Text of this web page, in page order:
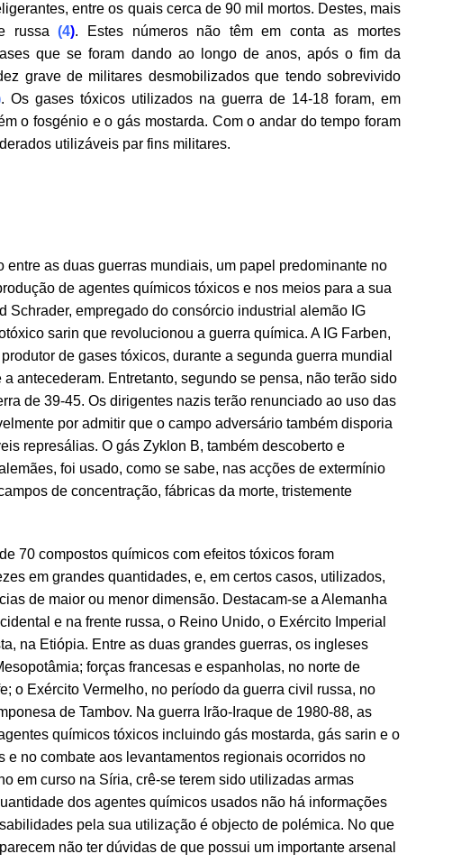
entre os quais cerca de 90 mil mortos. Destes, mais
russa(4). Estes números não têm em conta as mortes
que se foram dando ao longo de anos, após o fim da
grave de militares desmobilizados que tendo sobrevivido
. Os gases tóxicos utilizados na guerra de 14-18 foram, em
o fosgénio e o gás mostarda. Com o andar do tempo foram
utilizáveis par fins militares.
entre as duas guerras mundiais, um papel predominante no
de agentes químicos tóxicos e nos meios para a sua
Schrader, empregado do consórcio industrial alemão IG
sarin que revolucionou a guerra química. A IG Farben,
de gases tóxicos, durante a segunda guerra mundial
antecederam. Entretanto, segundo se pensa, não terão sido
de 39-45. Os dirigentes nazis terão renunciado ao uso das
por admitir que o campo adversário também disporia
represálias. O gás Zyklon B, também descoberto e
foi usado, como se sabe, nas acções de extermínio
de concentração, fábricas da morte, tristemente
70 compostos químicos com efeitos tóxicos foram
em grandes quantidades, e, em certos casos, utilizados,
de maior ou menor dimensão. Destacam-se a Alemanha
e na frente russa, o Reino Unido, o Exército Imperial
na Etiópia. Entre as duas grandes guerras, os ingleses
forças francesas e espanholas, no norte de
o Exército Vermelho, no período da guerra civil russa, no
de Tambov. Na guerra Irão-Iraque de 1980-88, as
químicos tóxicos incluindo gás mostarda, gás sarin e o
e no combate aos levantamentos regionais ocorridos no
em curso na Síria, crê-se terem sido utilizadas armas
dos agentes químicos usados não há informações
pela sua utilização é objecto de polémica. No que
não ter dúvidas de que possui um importante arsenal